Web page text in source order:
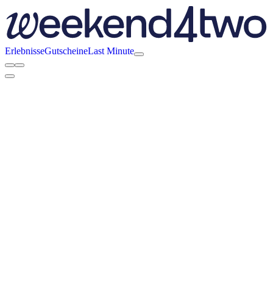
ErlebnisseGutscheineLast Minute